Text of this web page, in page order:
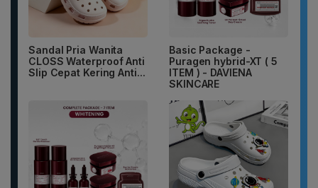
Sandal Pria Wanita
CLOSS Waterproof Anti
Slip Cepat Kering Anti...
Basic Package -
Puragen hybrid-XT ( 5
ITEM ) - DAVIENA
SKINCARE